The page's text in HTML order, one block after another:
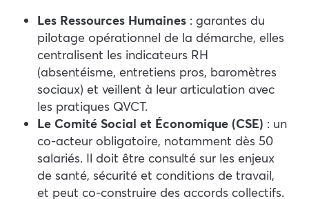
Les Ressources Humaines : garantes du
pilotage opérationnel de la démarche, elles
centralisent les indicateurs RH
(absentéisme, entretiens pros, baromètres
sociaux) et veillent à leur articulation avec
les pratiques QVCT.
Le Comité Social et Économique (CSE) : un
co-acteur obligatoire, notamment dès 50
salariés. Il doit être consulté sur les enjeux
de santé, sécurité et conditions de travail,
et peut co-construire des accords collectifs.